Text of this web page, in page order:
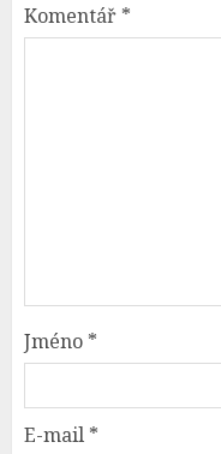
Komentář *
Jméno *
E-mail *